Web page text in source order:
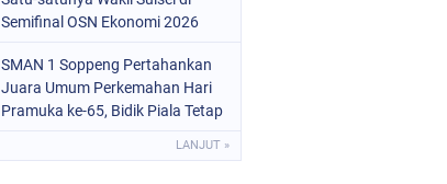
Semifinal OSN Ekonomi 2026
SMAN 1 Soppeng Pertahankan
Juara Umum Perkemahan Hari
Pramuka ke-65, Bidik Piala Tetap
LANJUT »